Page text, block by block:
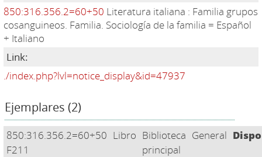
850:316.356.2=60+50 Literatura italiana : Familia grupos
cosanguineos. Familia. Sociología de la familia = Español
+ Italiano
Link:
./index.php?lvl=notice_display&id=47937
Ejemplares (2)
850:316.356.2=60+50
F211
Libro Biblioteca
principal
General